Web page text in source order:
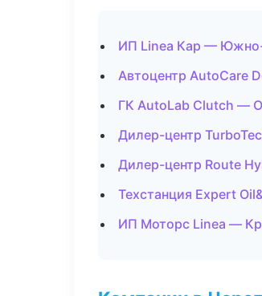
ИП Linea Кар —
Автоцентр AutoCare
ГК AutoLab Clutch —
Дилер-центр
Дилер-центр Route
Техстанция Expert
ИП Моторс Linea —